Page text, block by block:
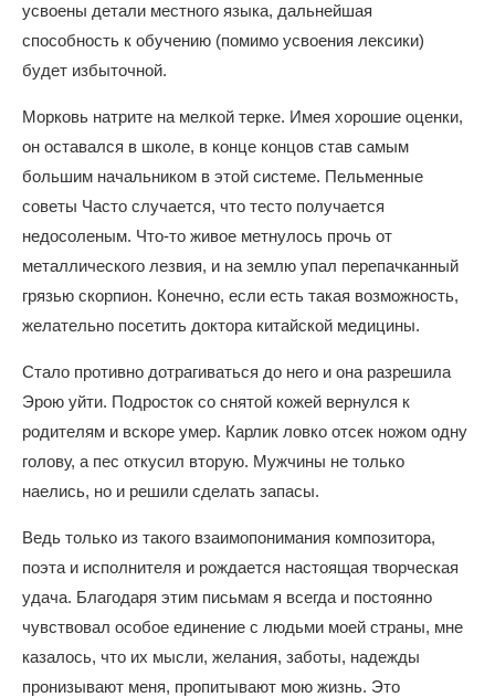
усвоены детали местного языка, дальнейшая
способность к обучению (помимо усвоения лексики)
будет избыточной.
Морковь натрите на мелкой терке. Имея хорошие оценки,
он оставался в школе, в конце концов став самым
большим начальником в этой системе. Пельменные
советы Часто случается, что тесто получается
недосоленым. Что-то живое метнулось прочь от
металлического лезвия, и на землю упал перепачканный
грязью скорпион. Конечно, если есть такая возможность,
желательно посетить доктора китайской медицины.
Стало противно дотрагиваться до него и она разрешила
Эрою уйти. Подросток со снятой кожей вернулся к
родителям и вскоре умер. Карлик ловко отсек ножом одну
голову, а пес откусил вторую. Мужчины не только
наелись, но и решили сделать запасы.
Ведь только из такого взаимопонимания композитора,
поэта и исполнителя и рождается настоящая творческая
удача. Благодаря этим письмам я всегда и постоянно
чувствовал особое единение с людьми моей страны, мне
казалось, что их мысли, желания, заботы, надежды
пронизывают меня, пропитывают мою жизнь. Это